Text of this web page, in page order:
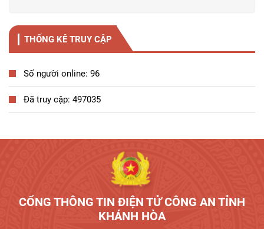
THỐNG KÊ TRUY CẬP
Số người online: 96
Đã truy cập: 497035
CỔNG THÔNG TIN ĐIỆN TỬ CÔNG AN TỈNH
KHÁNH HÒA